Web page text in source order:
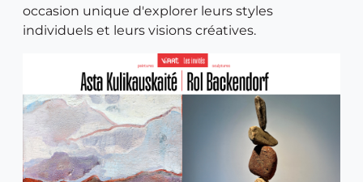
occasion unique d'explorer leurs styles
individuels et leurs visions créatives.